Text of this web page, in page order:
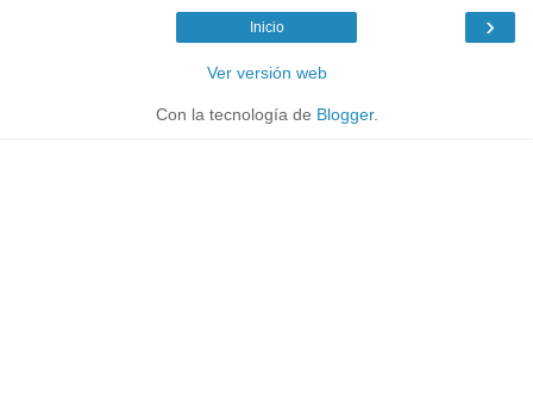
›
Inicio
Ver versión web
Con la tecnología de Blogger.